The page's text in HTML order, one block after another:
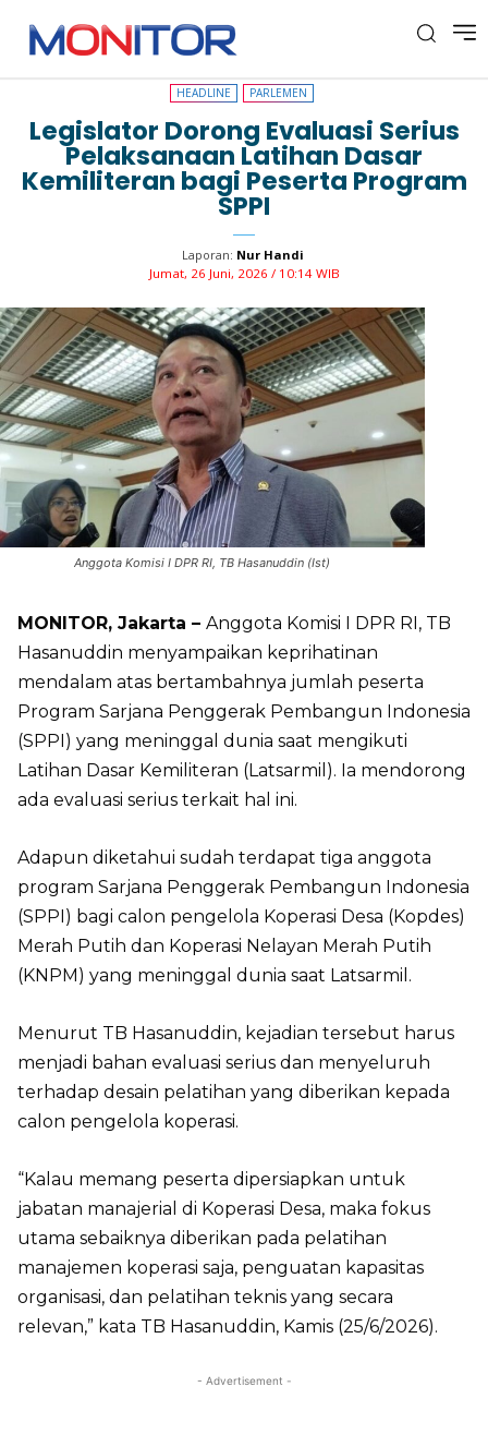
HEADLINE PARLEMEN
HEADLINE PARLEMEN
Legislator Dorong Evaluasi Serius
Pelaksanaan Latihan Dasar
Kemiliteran bagi Peserta Program
SPPI
Laporan: Nur Handi
Jumat, 26 Juni, 2026 / 10:14 WIB
Anggota Komisi I DPR RI, TB Hasanuddin (Ist)
MONITOR, Jakarta – Anggota Komisi I DPR RI, TB
Hasanuddin menyampaikan keprihatinan
mendalam atas bertambahnya jumlah peserta
Program Sarjana Penggerak Pembangun Indonesia
(SPPI) yang meninggal dunia saat mengikuti
Latihan Dasar Kemiliteran (Latsarmil). Ia mendorong
ada evaluasi serius terkait hal ini.
Adapun diketahui sudah terdapat tiga anggota
program Sarjana Penggerak Pembangun Indonesia
(SPPI) bagi calon pengelola Koperasi Desa (Kopdes)
Merah Putih dan Koperasi Nelayan Merah Putih
(KNPM) yang meninggal dunia saat Latsarmil.
Menurut TB Hasanuddin, kejadian tersebut harus
menjadi bahan evaluasi serius dan menyeluruh
terhadap desain pelatihan yang diberikan kepada
calon pengelola koperasi.
“Kalau memang peserta dipersiapkan untuk
jabatan manajerial di Koperasi Desa, maka fokus
utama sebaiknya diberikan pada pelatihan
manajemen koperasi saja, penguatan kapasitas
organisasi, dan pelatihan teknis yang secara
relevan,” kata TB Hasanuddin, Kamis (25/6/2026).
- Advertisement -